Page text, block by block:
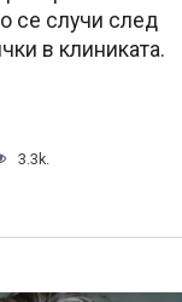
се случи след
в клиниката.
3.3k.